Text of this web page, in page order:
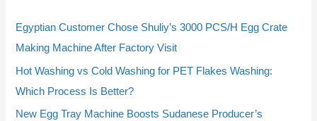
Egyptian Customer Chose Shuliy’s 3000 PCS/H Egg Crate
Making Machine After Factory Visit
Hot Washing vs Cold Washing for PET Flakes Washing:
Which Process Is Better?
New Egg Tray Machine Boosts Sudanese Producer’s
个
产
品
个
产
品
0
个
产
品
个
产
品
4
个
产
品
个
产
品
3
个
产
品
个
产
品
个
产
品
个
产
品
个
产
品
0
个
产
品
个
产
品
4
个
产
品
个
产
品
3
个
产
品
个
产
品
个
产
品